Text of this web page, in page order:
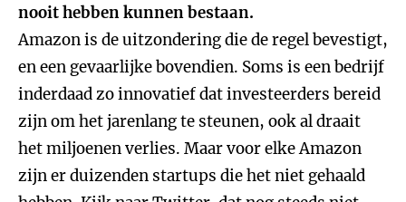
nooit hebben kunnen bestaan.
Amazon is de uitzondering die de regel bevestigt,
en een gevaarlijke bovendien. Soms is een bedrijf
inderdaad zo innovatief dat investeerders bereid
zijn om het jarenlang te steunen, ook al draait
het miljoenen verlies. Maar voor elke Amazon
zijn er duizenden startups die het niet gehaald